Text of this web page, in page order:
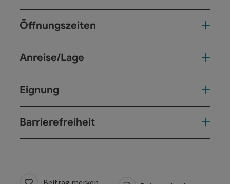
Öffnungszeiten
Anreise/Lage
Eignung
Barrierefreiheit